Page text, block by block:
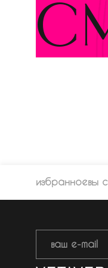
избранноевы